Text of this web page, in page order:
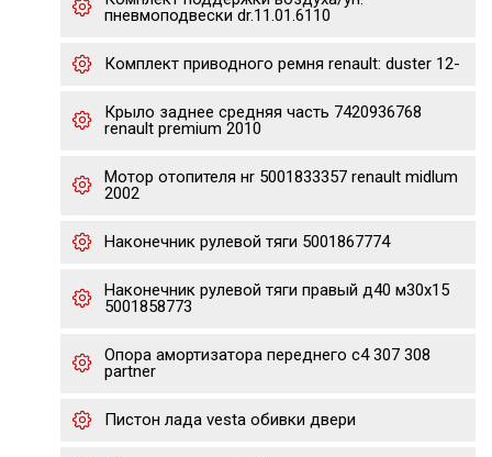
пневмоподвески dr.11.01.6110
Комплект приводного ремня renault: duster 12-
Крыло заднее средняя часть 7420936768
renault premium 2010
Мотор отопителя нr 5001833357 renault midlum
2002
Наконечник рулевой тяги 5001867774
Наконечник рулевой тяги правый д40 м30х15
5001858773
Опора амортизатора переднего c4 307 308
partner
Пистон лада vesta обивки двери